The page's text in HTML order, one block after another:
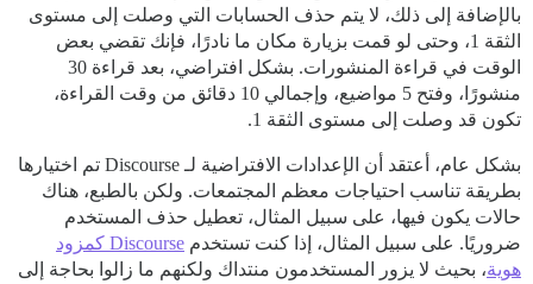
بالإضافة إلى ذلك، لا يتم حذف الحسابات التي وصلت إلى مستوى
الثقة 1، وحتى لو قمت بزيارة مكان ما نادرًا، فإنك تقضي بعض
الوقت في قراءة المنشورات. بشكل افتراضي، بعد قراءة 30
منشورًا، وفتح 5 مواضيع، وإجمالي 10 دقائق من وقت القراءة،
تكون قد وصلت إلى مستوى الثقة 1.
بشكل عام، أعتقد أن الإعدادات الافتراضية لـ Discourse تم اختيارها
بطريقة تناسب احتياجات معظم المجتمعات. ولكن بالطبع، هناك
حالات يكون فيها، على سبيل المثال، تعطيل حذف المستخدم
ضروريًا. على سبيل المثال، إذا كنت تستخدم
Discourse كمزود
هوية، بحيث لا يزور المستخدمون منتداك ولكنهم ما زالوا بحاجة إلى